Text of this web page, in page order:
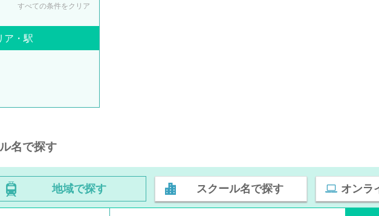
すべての条件をクリア
ア・駅
名で探す
地域で探す スクール名で探す オンラ